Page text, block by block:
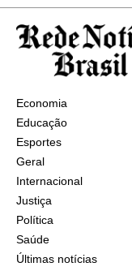
Economia
Educação
Esportes
Geral
Internacional
Justiça
Política
Saúde
Últimas notícias